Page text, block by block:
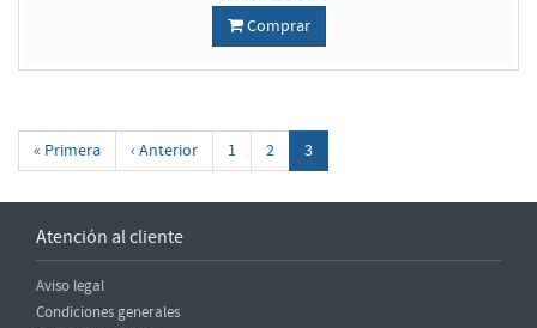
Comprar
« Primera ‹ Anterior 1 2 3
Atención al cliente
Aviso legal
Condiciones generales